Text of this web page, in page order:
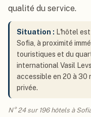
qualité du service.
Situation : L'hôtel
Sofia, à proximité
touristiques et du
international Vasil
accessible en 20 à 30
privée.
N° 24 sur 196 hôtels à